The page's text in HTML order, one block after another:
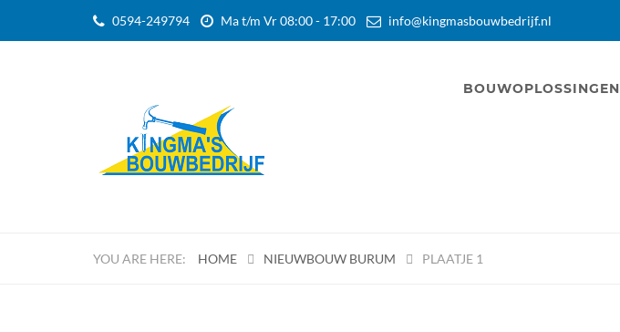
0594-249794 Ma t/m Vr 08:00 - 17:00 info@kingmasbouwbedrijf.nl
BOUWOPLOSSINGEN
HOME NIEUWBOUW BURUM PLAATJE 1